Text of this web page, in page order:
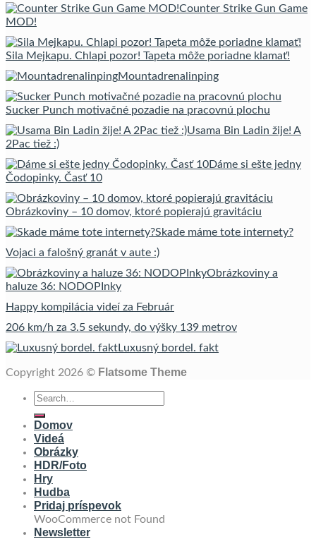
Counter Strike Gun Game
MOD!
Sila Mejkapu. Chlapi pozor! Tapeta môže poriadne klamať!
Mountadrenalinping
Sucker Punch motivačné pozadie na pracovnú plochu
Usama Bin Ladin žije! A
2Pac tiež :)
Dáme si ešte jedny
Čodopinky. Časť 10
Obrázkoviny – 10 domov, ktoré popierajú gravitáciu
Skade máme tote internety?
Vojaci a falošný granát v aute :)
Obrázkoviny a
haluze 36: NODOPInky
Happy kompilácia videí za Február
206 km/h za 3.5 sekundy, do výšky 139 metrov
Luxusný bordel. fakt
Copyright 2026 © Flatsome Theme
Domov
Videá
Obrázky
HDR/Foto
Hry
Hudba
Pridaj príspevok
WooCommerce not Found
Newsletter